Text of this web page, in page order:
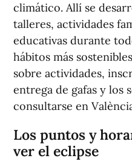
climático. Allí se
talleres, actividades
educativas durante
hábitos más
sobre actividades,
entrega de gafas y los
consultarse en
Los puntos y
ver el eclipse